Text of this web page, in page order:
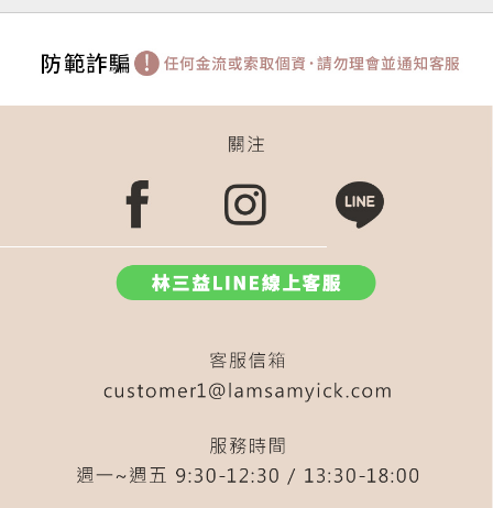
粉底刮棒
隨行 補妝法寶推薦 dcard
按摩
遮暇
打亮刷 577 化妝包 粉餅刷
兩用
小水滴粉餅刷
粉底刷 扁刷
583 外出收納
581 全能刷
雙斜面粉底刷
清潔
腮紅刷 504
按摩刮棒 鴨 藍 545
粉刺刷
眼下 油 圓弧 新手 點點